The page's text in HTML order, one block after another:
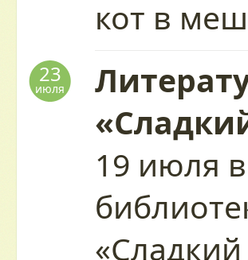
кот в
23
июля
19 июля